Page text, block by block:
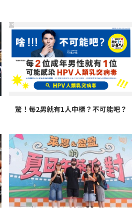
驚！每2男就有1人中標？不可能吧？
PR